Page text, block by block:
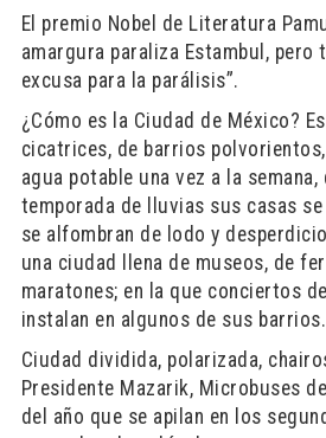
El premio Nobel de Literatura
amargura paraliza Estambul, pero
excusa para la parálisis”.
¿Cómo es la Ciudad de México?
cicatrices, de barrios
agua potable una vez a la
temporada de lluvias sus casas
se alfombran de lodo y
una ciudad llena de museos, de
maratones; en la que conciertos
instalan en algunos de sus barrios.
Ciudad dividida, polarizada,
Presidente Mazarik, Microbuses
del año que se apilan en los